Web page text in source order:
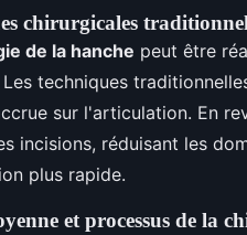
chirurgicales
de la hanche peut être
Les techniques
sur l'articulation. En
incisions, réduisant les
plus rapide.
et processus de la